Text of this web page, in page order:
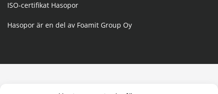
ISO-certifikat Hasopor
Hasopor är en del av Foamit Group Oy